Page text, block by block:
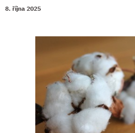
8. října 2025